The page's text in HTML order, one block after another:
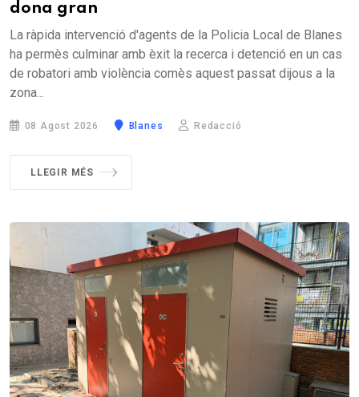
dona gran
La ràpida intervenció d'agents de la Policia Local de Blanes
ha permès culminar amb èxit la recerca i detenció en un cas
de robatori amb violència comès aquest passat dijous a la
zona...
08 Agost 2026 Blanes Redacció
LLEGIR MÉS